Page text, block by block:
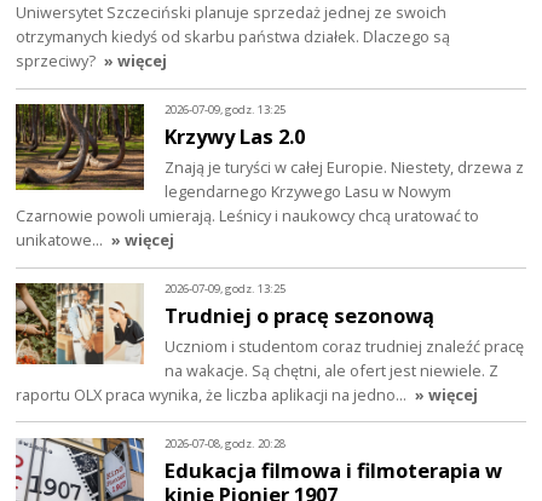
Uniwersytet Szczeciński planuje sprzedaż jednej ze swoich
otrzymanych kiedyś od skarbu państwa działek. Dlaczego są
sprzeciwy? » więcej
2026-07-09, godz. 13:25
Krzywy Las 2.0
Znają je turyści w całej Europie. Niestety, drzewa z
legendarnego Krzywego Lasu w Nowym
Czarnowie powoli umierają. Leśnicy i naukowcy chcą uratować to
unikatowe… » więcej
2026-07-09, godz. 13:25
Trudniej o pracę sezonową
Uczniom i studentom coraz trudniej znaleźć pracę
na wakacje. Są chętni, ale ofert jest niewiele. Z
raportu OLX praca wynika, że liczba aplikacji na jedno… » więcej
2026-07-08, godz. 20:28
Edukacja filmowa i filmoterapia w
kinie Pionier 1907